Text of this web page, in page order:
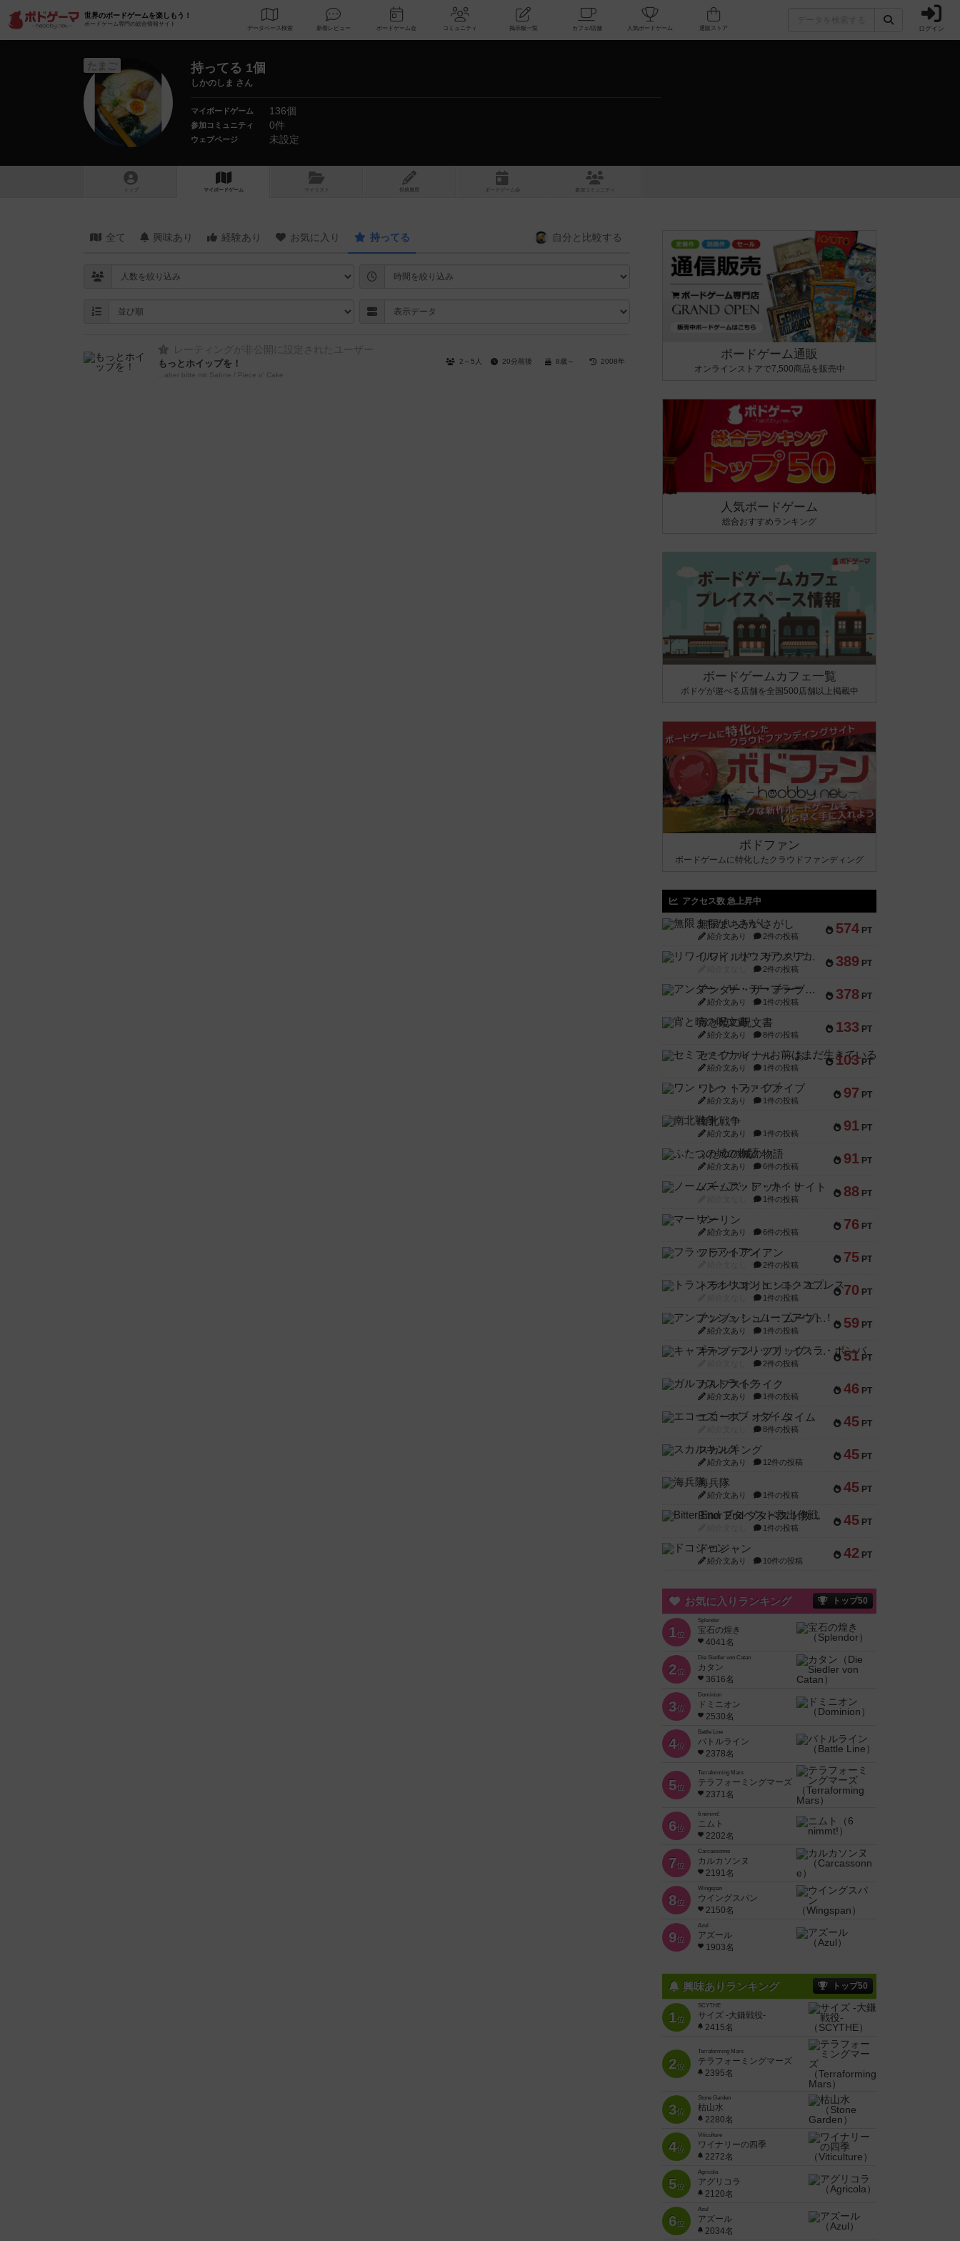
世界のボードゲームを楽しもう！
ボードゲーム専門の総合情報サイト
データベース 検索 新着レビュー ボードゲーム会 コミュニティ 掲示板一覧 カフェ/店舗 人気ボードゲーム ログイン
たまご 持ってる 1個
しかのしま さん
マイボードゲーム 136個
参加コミュニティ 0件
ウェブページ 未設定
トップ マイボードゲーム マイリスト 投稿履歴 ボ ドゲ ーム コミュニティ
全て 興味あり 経験あり お気に入り 持ってる 自分と 比較する
レーティングが非公開に設定されたユーザー
もっとホイップを！
...aber bitte mit Sahne / Piece o' Cake
2～5人 20分前後 8歳～ 2008年
ボードゲーム通販
オンラインストアで7,500商品を販売中
人気ボードゲーム
総合おすすめランキング
ボードゲームカフェ一覧
ボドゲが遊べる店舗を全国500店舗以上掲載中
ボドファン
ボードゲームに特化したクラウドファンディング
アクセス数 急上昇中
574 PT
無限まちがいさがし
紹介文あり 2件の投稿
389 PT
リワイルド：サウスアメリカ
2件の投稿
378 PT
アンダー・ザ・テーブラー
紹介文あり 1件の投稿
133 PT
宵と暁の呪文書
紹介文あり 8件の投稿
103 PT
セミファイナル ～お前はまだ生きている～
紹介文あり 1件の投稿
97 PT
ワン・トゥ・ファイブ
紹介文あり 1件の投稿
91 PT
南北戦争
紹介文あり 1件の投稿
91 PT
ふたつの城の物語
紹介文あり 6件の投稿
88 PT
ノームズ・アット・ナイト
1件の投稿
76 PT
マーリン
紹介文あり 6件の投稿
75 PT
フラットアイアン
2件の投稿
70 PT
トランスオリエント・エクスプレス
1件の投稿
59 PT
アンブッシュ！：ムーブアウト！
紹介文あり 1件の投稿
51 PT
キャプテン・フリップ：イスラ・ボンバ
2件の投稿
46 PT
ガルフストライク
紹介文あり 1件の投稿
45 PT
エコーズ・オブ・タイム
8件の投稿
45 PT
スカルキング
紹介文あり 12件の投稿
45 PT
海兵隊
紹介文あり 1件の投稿
45 PT
Bitter End ブタペスト救出作戦
1件の投稿
42 PT
ドコジャン
紹介文あり 10件の投稿
お気に入りランキング トップ50
1位
Splendor
宝石の煌き
4041名
2位
Die Siedler von Catan
カタン
3616名
3位
Dominion
ドミニオン
2530名
4位
Battle Line
バトルライン
2378名
5位
Terraforming Mars
テラフォーミングマーズ
2371名
6位
6 nimmt!
ニムト
2202名
7位
Carcassonne
カルカソンヌ
2191名
8位
Wingspan
ウイングスパン
2150名
9位
Azul
アズール
1903名
興味ありランキング トップ50
1位
SCYTHE
サイズ -大鎌戦役-
2415名
2位
Terraforming Mars
テラフォーミングマーズ
2395名
3位
Stone Garden
枯山水
2280名
4位
Viticulture
ワイナリーの四季
2272名
5位
Agricola
アグリコラ
2120名
6位
Azul
アズール
2034名